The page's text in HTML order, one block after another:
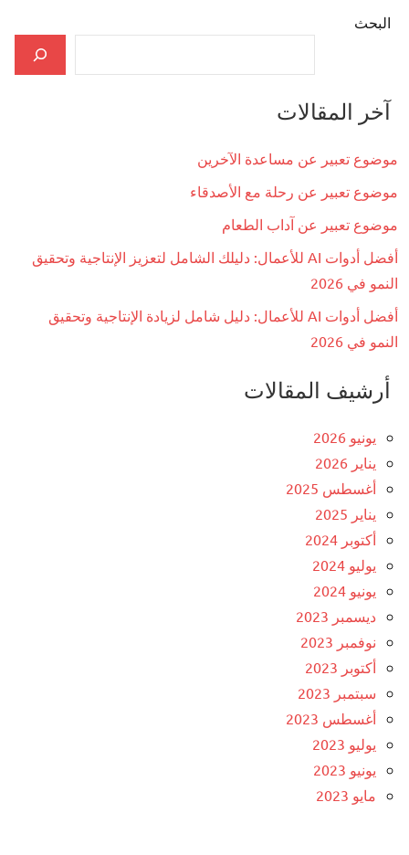
البحث
آخر المقالات
موضوع تعبير عن مساعدة الآخرين
موضوع تعبير عن رحلة مع الأصدقاء
موضوع تعبير عن آداب الطعام
أفضل أدوات AI للأعمال: دليلك الشامل لتعزيز الإنتاجية وتحقيق
النمو في 2026
أفضل أدوات AI للأعمال: دليل شامل لزيادة الإنتاجية وتحقيق
النمو في 2026
أرشيف المقالات
يونيو 2026
يناير 2026
أغسطس 2025
يناير 2025
أكتوبر 2024
يوليو 2024
يونيو 2024
ديسمبر 2023
نوفمبر 2023
أكتوبر 2023
سبتمبر 2023
أغسطس 2023
يوليو 2023
يونيو 2023
مايو 2023